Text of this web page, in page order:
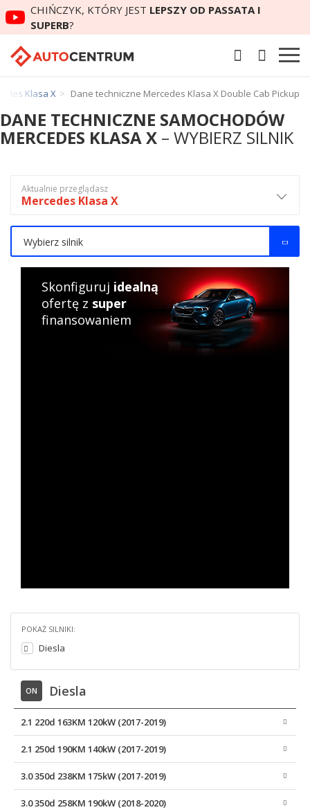
CHIŃCZYK, KTÓRY JEST LEPSZY OD PASSATA I
SUPERB?
Klasa X Dane techniczne Mercedes Klasa X Double Cab Pickup
DANE TECHNICZNE SAMOCHODÓW
MERCEDES KLASA X – WYBIERZ SILNIK
POKAŻ SILNIKI:
Diesla
ON Diesla
2.1 220d 163KM 120kW (2017-2019)
2.1 250d 190KM 140kW (2017-2019)
3.0 350d 238KM 175kW (2017-2019)
3.0 350d 258KM 190kW (2018-2020)
Aktualnie przeglądasz
Mercedes Klasa X
Wybierz silnik
Skonfiguruj idealną
ofertę z super
finansowaniem